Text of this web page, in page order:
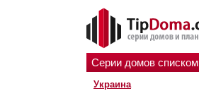
Серии домов списком
Украина